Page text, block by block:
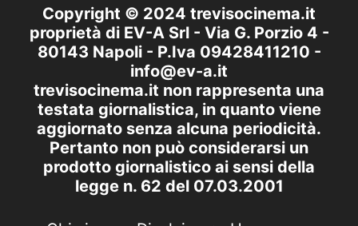
Copyright © 2024 trevisocinema.it
proprietà di EV-A Srl - Via G. Porzio 4 -
80143 Napoli - P.Iva 09428411210 -
info@ev-a.it
trevisocinema.it non rappresenta una
testata giornalistica, in quanto viene
aggiornato senza alcuna periodicità.
Pertanto non può considerarsi un
prodotto giornalistico ai sensi della
legge n. 62 del 07.03.2001